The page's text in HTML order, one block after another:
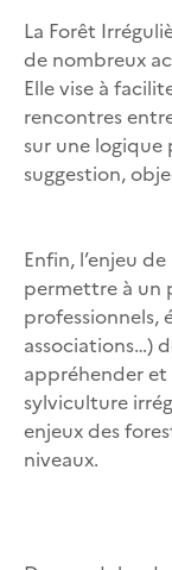
La Forêt
de nombreux
Elle vise à
rencontres
sur une
suggestion,
Enfin, l’enjeu
permettre à un
professionnels,
associations…)
appréhender et
sylviculture
enjeux des
niveaux.